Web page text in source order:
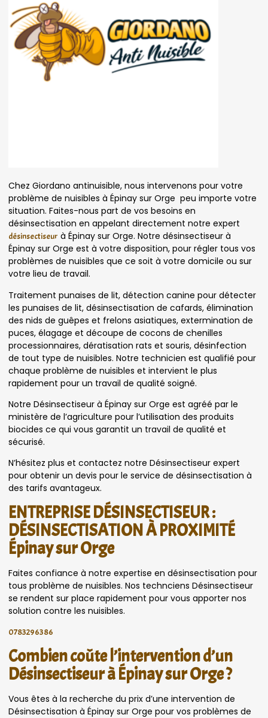
Chez Giordano antinuisible, nous intervenons pour votre
problème de nuisibles à Épinay sur Orge peu importe votre
situation. Faites-nous part de vos besoins en
désinsectisation en appelant directement notre expert
désinsectiseur à Épinay sur Orge. Notre désinsectiseur à
Épinay sur Orge est à votre disposition, pour régler tous vos
problèmes de nuisibles que ce soit à votre domicile ou sur
votre lieu de travail.
Traitement punaises de lit, détection canine pour détecter
les punaises de lit, désinsectisation de cafards, élimination
des nids de guêpes et frelons asiatiques, extermination de
puces, élagage et découpe de cocons de chenilles
processionnaires, dératisation rats et souris, désinfection
de tout type de nuisibles. Notre technicien est qualifié pour
chaque problème de nuisibles et intervient le plus
rapidement pour un travail de qualité soigné.
Notre Désinsectiseur à Épinay sur Orge est agréé par le
ministère de l’agriculture pour l’utilisation des produits
biocides ce qui vous garantit un travail de qualité et
sécurisé.
N’hésitez plus et contactez notre Désinsectiseur expert
pour obtenir un devis pour le service de désinsectisation à
des tarifs avantageux.
ENTREPRISE DÉSINSECTISEUR :
DÉSINSECTISATION À PROXIMITÉ
Épinay sur Orge
Faites confiance à notre expertise en désinsectisation pour
tous problème de nuisibles. Nos technciens Désinsectiseur
se rendent sur place rapidement pour vous apporter nos
solution contre les nuisibles.
0783296386
Combien coûte l’intervention d’un
Désinsectiseur à Épinay sur Orge ?
Vous êtes à la recherche du prix d’une intervention de
Désinsectisation à Épinay sur Orge pour vos problèmes de